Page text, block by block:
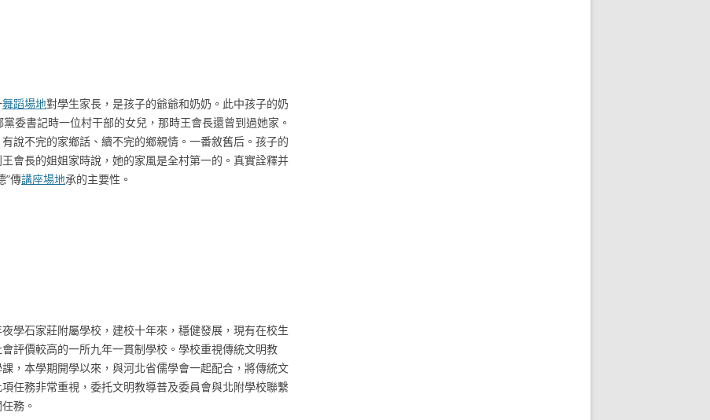
舞蹈場地對學生家長，是孩子的爺爺和奶奶。此中孩子的奶
委書記時一位村干部的女兒，那時王會長還曾到過她家。
說不完的家鄉話、續不完的鄉親情。一番敘舊后。孩子的
會長的姐姐家時說，她的家風是全村第一的。真實詮釋并
”傳講座場地承的主要性。
學石家莊附屬學校，建校十年來，穩健發展，現有在校生
評價較高的一所九年一貫制學校。學校重視傳統文明教
，本學期開學以來，與河北省儒學會一起配合，將傳統文
任務非常重視，委托文明教導普及委員會與北附學校聯繫
務。